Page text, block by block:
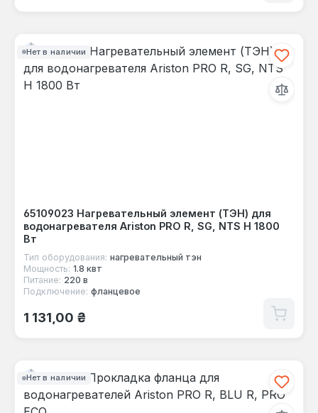
Нет в наличии
65109023 Нагревательный элемент (ТЭН) для
водонагревателя Ariston PRO R, SG, NTS H 1800
Вт
Тип оборудования: нагревательный тэн
Мощность: 1.8 квт
Питание: 220 в
Подключение: фланцевое
Обычная цена:
1 131,00 ₴
Нет в наличии